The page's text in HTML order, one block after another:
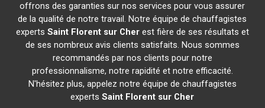
offrons des garanties sur nos services pour vous assurer
de la qualité de notre travail. Notre équipe de chauffagistes
experts Saint Florent sur Cherest fière de ses résultats et
de ses nombreux avis clients satisfaits. Nous sommes
recommandés par nos clients pour notre
professionnalisme, notre rapidité et notre efficacité.
N'hésitez plus, appelez notre équipe de chauffagistes
expertsSaint Florent sur Cher